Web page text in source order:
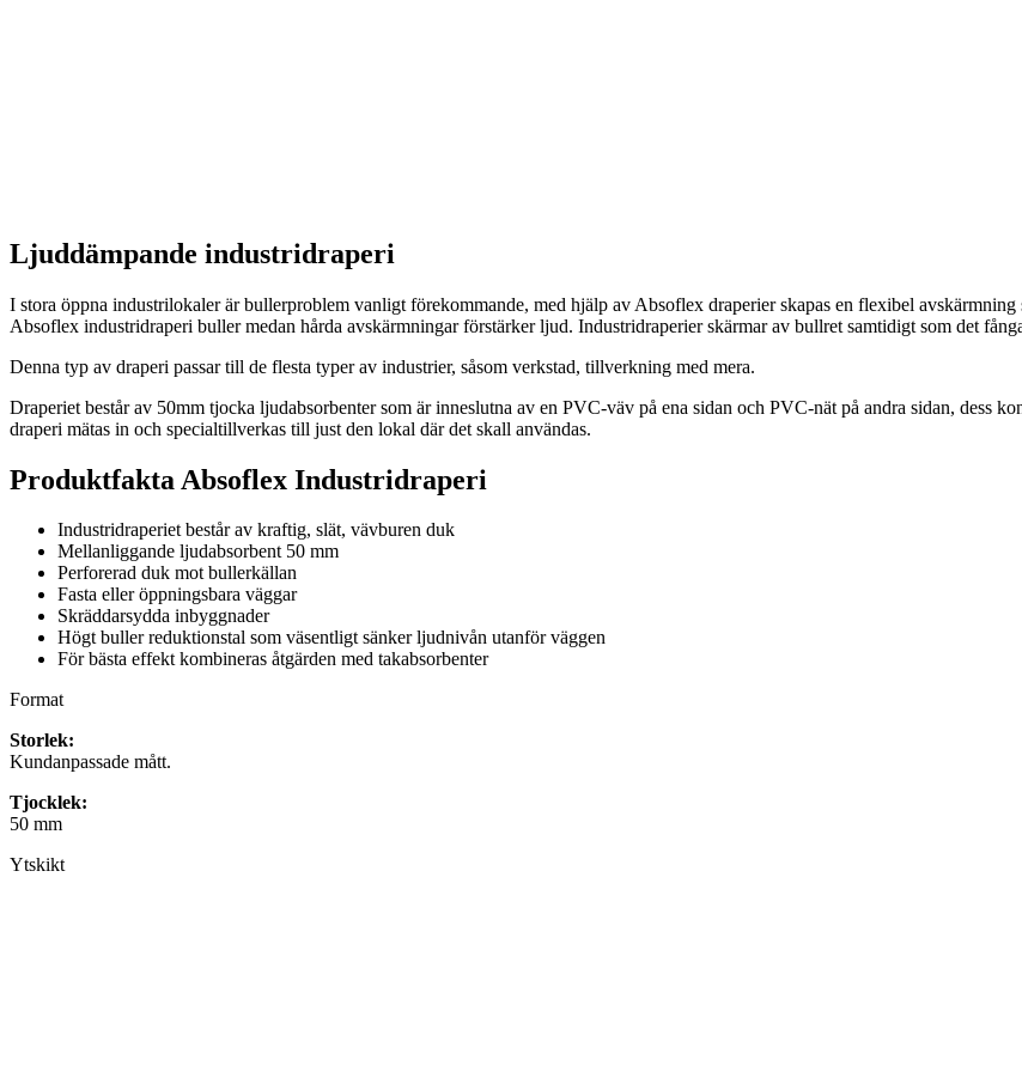
Ljuddämpande industridraperi
I stora öppna industrilokaler är bullerproblem vanligt förekommande, med hjälp av Absoflex draperier skapas en flexibel
Absoflex industridraperi buller medan hårda avskärmningar förstärker ljud. Industridraperier skärmar av bullret samtidigt som det
Denna typ av draperi passar till de flesta typer av industrier, såsom verkstad, tillverkning med mera.​
Draperiet består av 50mm tjocka ljudabsorbenter som är inneslutna av en PVC-väv på ena sidan och PVC-nät på andra sidan, dess
draperi mätas in och specialtillverkas till just den lokal där det skall användas.​
Produktfakta Absoflex Industridraperi
Industridraperiet består av kraftig, slät, vävburen duk
Mellanliggande ljudabsorbent 50 mm
Perforerad duk mot bullerkällan
Fasta eller öppningsbara väggar
Skräddarsydda inbyggnader
Högt buller reduktionstal som väsentligt sänker ljudnivån utanför väggen
För bästa effekt kombineras åtgärden med takabsorbenter
Format
Storlek:
Kundanpassade mått.
Tjocklek:
50 mm
Ytskikt